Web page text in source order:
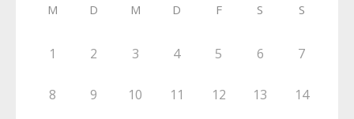
M D M D F S S
1 2 3 4 5 6 7
8 9 10 11 12 13 14